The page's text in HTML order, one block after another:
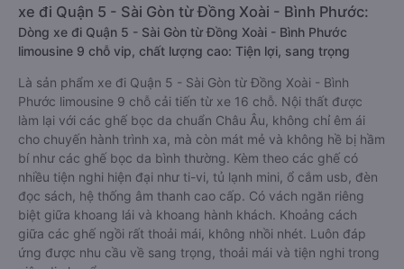
xe đi Quận 5 - Sài Gòn từ Đồng Xoài - Bình Phước:
Dòng xe đi Quận 5 - Sài Gòn từ Đồng Xoài - Bình Phước
limousine 9 chỗ vip, chất lượng cao: Tiện lợi, sang trọng
Là sản phẩm xe đi Quận 5 - Sài Gòn từ Đồng Xoài - Bình
Phước limousine 9 chỗ cải tiến từ xe 16 chỗ. Nội thất được
làm lại với các ghế bọc da chuẩn Châu Âu, không chỉ êm ái
cho chuyến hành trình xa, mà còn mát mẻ và không hề bị hầm
bí như các ghế bọc da bình thường. Kèm theo các ghế có
nhiều tiện nghi hiện đại như ti-vi, tủ lạnh mini, ổ cắm usb, đèn
đọc sách, hệ thống âm thanh cao cấp. Có vách ngăn riêng
biệt giữa khoang lái và khoang hành khách. Khoảng cách
giữa các ghế ngồi rất thoải mái, không nhồi nhét. Luôn đáp
ứng được nhu cầu về sang trọng, thoải mái và tiện nghi trong